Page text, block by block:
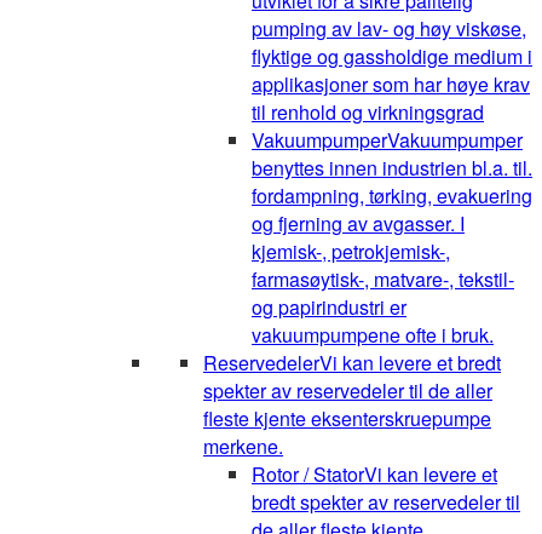
pumping av lav- og høy viskøse,
flyktige og gassholdige medium i
applikasjoner som har høye krav
til renhold og virkningsgrad
VakuumpumperVakuumpumper
benyttes innen industrien bl.a. til.
fordampning, tørking, evakuering
og fjerning av avgasser. I
kjemisk-, petrokjemisk-,
farmasøytisk-, matvare-, tekstil-
og papirindustri er
vakuumpumpene ofte i bruk.
ReservedelerVi kan levere et bredt
spekter av reservedeler til de aller
fleste kjente eksenterskruepumpe
merkene.
Rotor / StatorVi kan levere et
bredt spekter av reservedeler til